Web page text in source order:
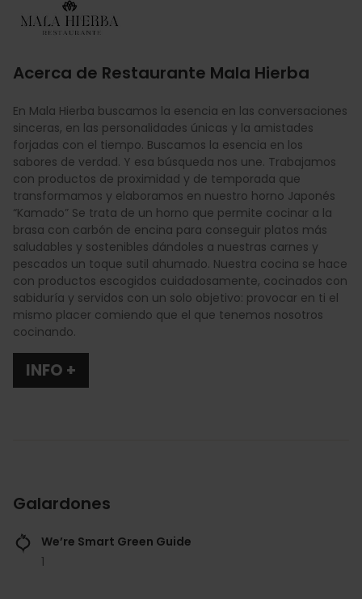
Acerca de Restaurante Mala Hierba
En Mala Hierba buscamos la esencia en las conversaciones
sinceras, en las personalidades únicas y la amistades
forjadas con el tiempo. Buscamos la esencia en los
sabores de verdad. Y esa búsqueda nos une. Trabajamos
con productos de proximidad y de temporada que
transformamos y elaboramos en nuestro horno Japonés
“Kamado” Se trata de un horno que permite cocinar a la
brasa con carbón de encina para conseguir platos más
saludables y sostenibles dándoles a nuestras carnes y
pescados un toque sutil ahumado. Nuestra cocina se hace
con productos escogidos cuidadosamente, cocinados con
sabiduría y servidos con un solo objetivo: provocar en ti el
mismo placer comiendo que el que tenemos nosotros
cocinando.
INFO +
Galardones
We’re Smart Green Guide
1